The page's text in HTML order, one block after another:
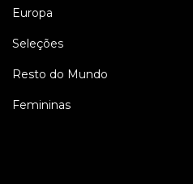
Europa
Seleções
Resto do Mundo
Femininas